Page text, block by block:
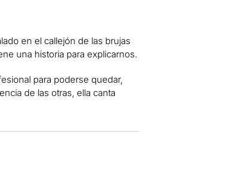
en el callejón de las brujas
una historia para explicarnos.
para poderse quedar,
de las otras, ella canta